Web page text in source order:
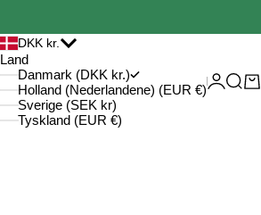
DKK kr.
Land
Danmark (DKK kr.)
Holland (Nederlandene) (EUR €)
Sverige (SEK kr)
Tyskland (EUR €)
Log ind
Søg